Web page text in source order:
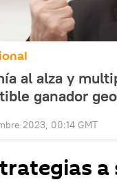
al alza y
ganador
2023, 00:14 GMT
a